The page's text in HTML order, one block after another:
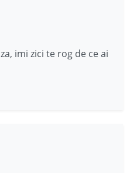
imi zici te rog de ce ai